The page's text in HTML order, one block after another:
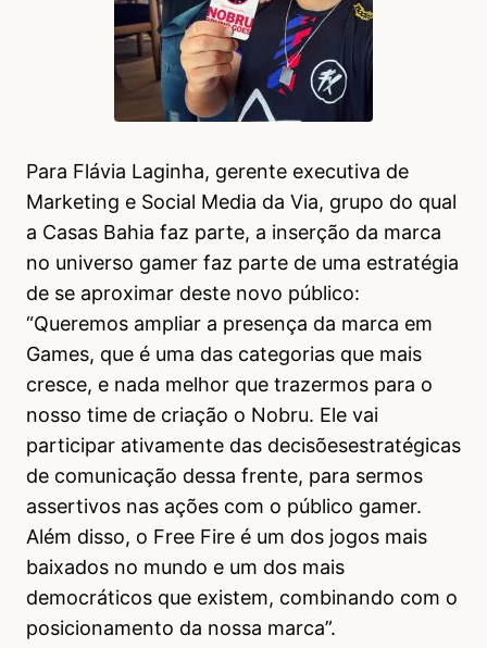
Para Flávia Laginha, gerente executiva de
Marketing e Social Media da Via, grupo do qual
a Casas Bahia faz parte, a inserção da marca
no universo gamer faz parte de uma estratégia
de se aproximar deste novo público:
“Queremos ampliar a presença da marca em
Games, que é uma das categorias que mais
cresce, e nada melhor que trazermos para o
nosso time de criação o Nobru. Ele vai
participar ativamente das decisõesestratégicas
de comunicação dessa frente, para sermos
assertivos nas ações com o público gamer.
Além disso, o Free Fire é um dos jogos mais
baixados no mundo e um dos mais
democráticos que existem, combinando com o
posicionamento da nossa marca”.